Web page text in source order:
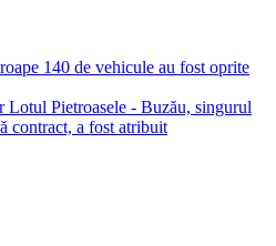
140 de vehicule au fost oprite
Lotul Pietroasele - Buzău, singurul
contract, a fost atribuit